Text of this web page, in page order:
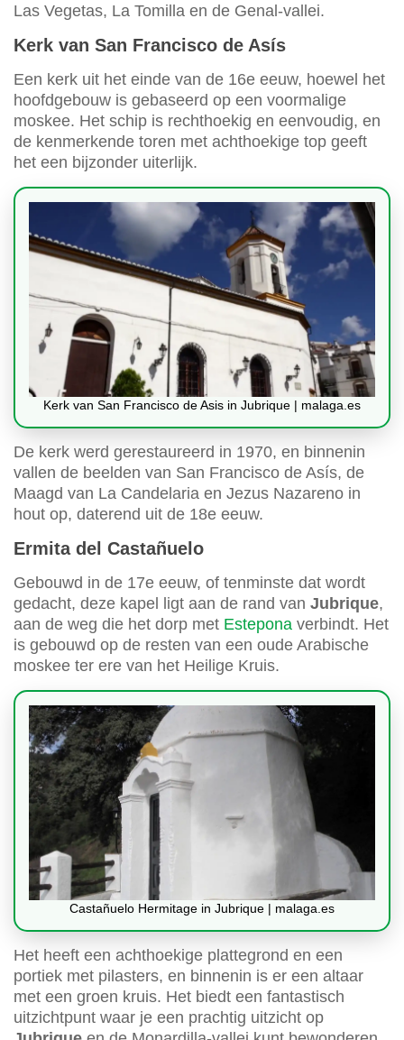
Las Vegetas, La Tomilla en de Genal-vallei.
Kerk van San Francisco de Asís
Een kerk uit het einde van de 16e eeuw, hoewel het
hoofdgebouw is gebaseerd op een voormalige
moskee. Het schip is rechthoekig en eenvoudig, en
de kenmerkende toren met achthoekige top geeft
het een bijzonder uiterlijk.
Kerk van San Francisco de Asis in Jubrique | malaga.es
De kerk werd gerestaureerd in 1970, en binnenin
vallen de beelden van San Francisco de Asís, de
Maagd van La Candelaria en Jezus Nazareno in
hout op, daterend uit de 18e eeuw.
Ermita del Castañuelo
Gebouwd in de 17e eeuw, of tenminste dat wordt
gedacht, deze kapel ligt aan de rand van Jubrique,
aan de weg die het dorp met Estepona verbindt. Het
is gebouwd op de resten van een oude Arabische
moskee ter ere van het Heilige Kruis.
Castañuelo Hermitage in Jubrique | malaga.es
Het heeft een achthoekige plattegrond en een
portiek met pilasters, en binnenin is er een altaar
met een groen kruis. Het biedt een fantastisch
uitzichtpunt waar je een prachtig uitzicht op